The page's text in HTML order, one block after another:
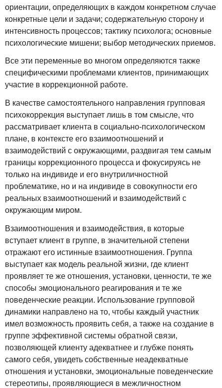
ориентации, определяющих в каждом конкретном случае
конкретные цели и задачи; содержательную сторону и
интенсивность процессов; тактику психолога; основные
психологические мишени; выбор методических приемов.
Все эти переменные во многом определяются также
специфическими проблемами клиентов, принимающих
участие в коррекционной работе.
В качестве самостоятельного направления групповая
психокоррекция выступает лишь в том смысле, что
рассматривает клиента в социально-психологическом
плане, в контексте его взаимоотношений и
взаимодействий с окружающими, раздвигая тем самым
границы коррекционного процесса и фокусируясь не
только на индивиде и его внутриличностной
проблематике, но и на индивиде в совокупности его
реальных взаимоотношений и взаимодействий с
окружающим миром.
Взаимоотношения и взаимодействия, в которые
вступает клиент в группе, в значительной степени
отражают его истинные взаимоотношения. Группа
выступает как модель реальной жизни, где клиент
проявляет те же отношения, установки, ценности, те же
способы эмоционального реагирования и те же
поведенческие реакции. Использование групповой
динамики направлено на то, чтобы каждый участник
имел возможность проявить себя, а также на создание в
группе эффективной системы обратной связи,
позволяющей клиенту адекватнее и глубже понять
самого себя, увидеть собственные неадекватные
отношения и установки, эмоциональные поведенческие
стереотипы, проявляющиеся в межличностном